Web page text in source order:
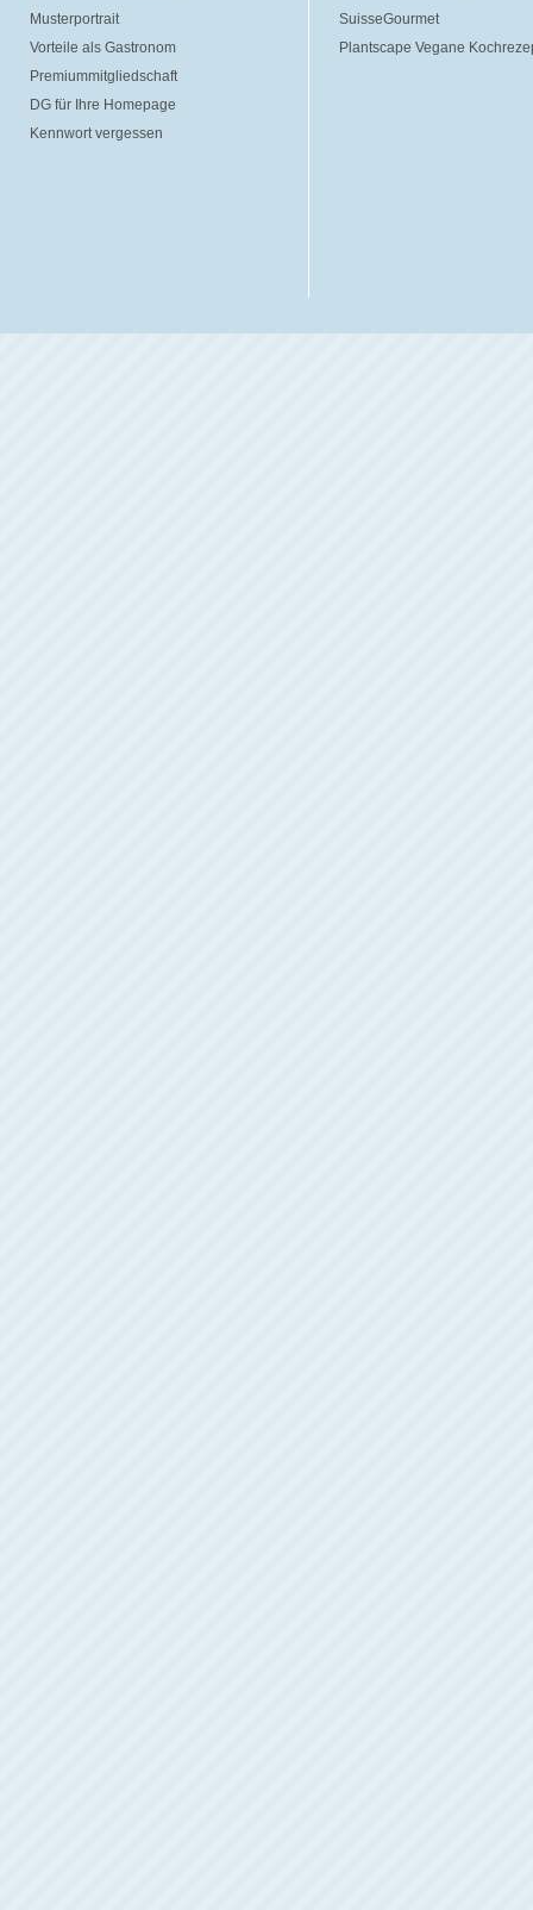
Musterportrait
Vorteile als Gastronom
Premiummitgliedschaft
DG für Ihre Homepage
Kennwort vergessen
SuisseGourmet
Plantscape Vegane